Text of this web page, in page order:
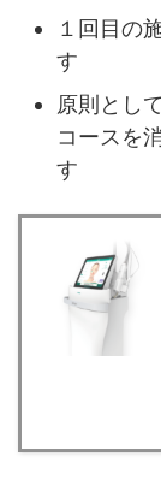
１回目の
す
原則とし
コースを
す